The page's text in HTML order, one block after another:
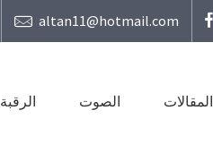
altan11@hotmail.com
الرقبة الصوت المقالات